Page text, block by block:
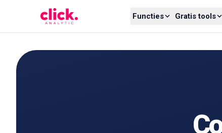
Functies Gratis tools